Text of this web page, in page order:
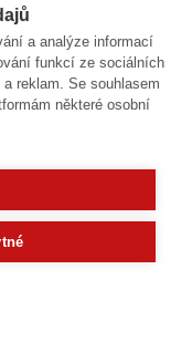
města
úprava:
provozovatele
Rency
a analýze informací
funkcí ze sociálních
reklam. Se souhlasem
některé osobní
se našeho asistenta